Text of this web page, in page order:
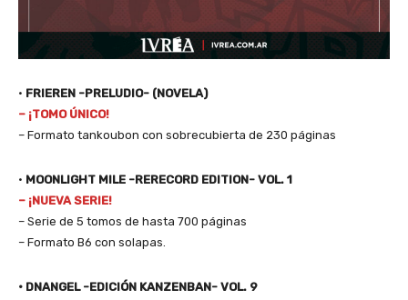
• FRIEREN -PRELUDIO- (NOVELA)
– ¡TOMO ÚNICO!
– Formato tankoubon con sobrecubierta de 230 páginas
• MOONLIGHT MILE -RERECORD EDITION- VOL. 1
– ¡NUEVA SERIE!
– Serie de 5 tomos de hasta 700 páginas
– Formato B6 con solapas.
• DNANGEL -EDICIÓN KANZENBAN- VOL. 9